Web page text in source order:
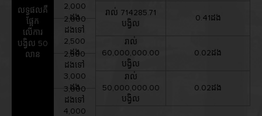
លទ្ធផលគឺ
ផ្អែក
លើការ
បង្វិល 50
លាន
2,000
ដង
2,000
ដងទៅ
2,500
ដង
2,500
ដងទៅ
3,000
ដង
3,000
ដងទៅ
4,000
រាល់ 714285.71
បង្វិល
រាល់
60,000,000.00
បង្វិល
រាល់
50,000,000.00
បង្វិល
0.41ដង
0.02ដង
0.02ដង